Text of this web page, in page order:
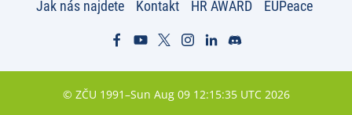
Jak nás najdete
Kontakt HR AWARD EUPeace
© ZČU 1991–Sun Aug 09 12:15:35 UTC 2026